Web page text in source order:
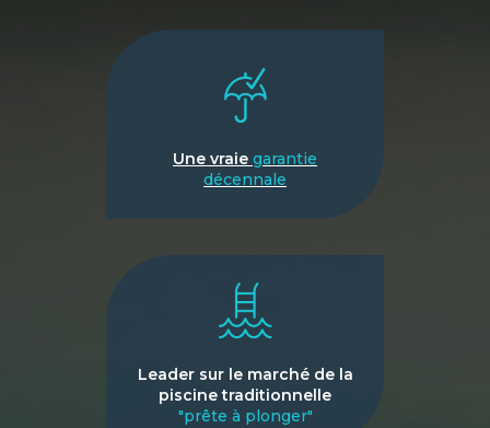
Une vraie garantie
décennale
Leader sur le marché de la
piscine traditionnelle
"prête à plonger"